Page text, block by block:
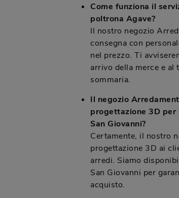
Come funziona il
poltrona Agave?
Il nostro negozio
consegna con
nel prezzo. Ti
arrivo della merce e
sommaria.
Il negozio
progettazione 3D per
San Giovanni?
Certamente, il nostro
progettazione 3D ai
arredi. Siamo
San Giovanni per
acquisto.